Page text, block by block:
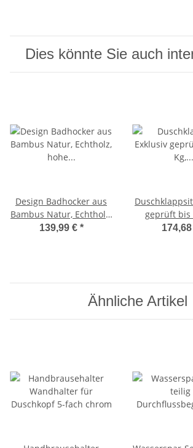
Dies könnte Sie auch
Design Badhocker aus
Bambus Natur, Echtholz,
hohe Qualität, bis 130
139,99 € *
geprüft bis
Wannensitz,
Ähnliche Artikel